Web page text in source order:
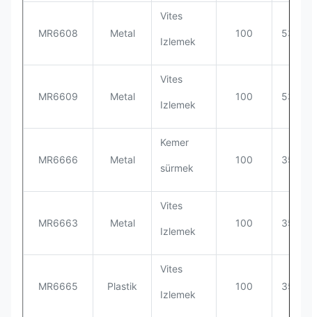
MR6608 Metal
Vites
Izlemek
100
MR6609 Metal
Vites
Izlemek
100
MR6666 Metal
Kemer
sürmek
100
MR6663 Metal
Vites
Izlemek
100
MR6665 Plastik
Vites
Izlemek
100